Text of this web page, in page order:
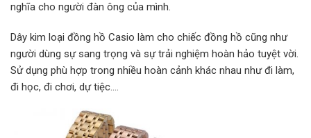
nghĩa cho người đàn ông của mình.
Dây kim loại đồng hồ Casio làm cho chiếc đồng hồ cũng như
người dùng sự sang trọng và sự trải nghiệm hoàn hảo tuyệt vời.
Sử dụng phù hợp trong nhiều hoàn cảnh khác nhau như đi làm,
đi học, đi chơi, dự tiệc….